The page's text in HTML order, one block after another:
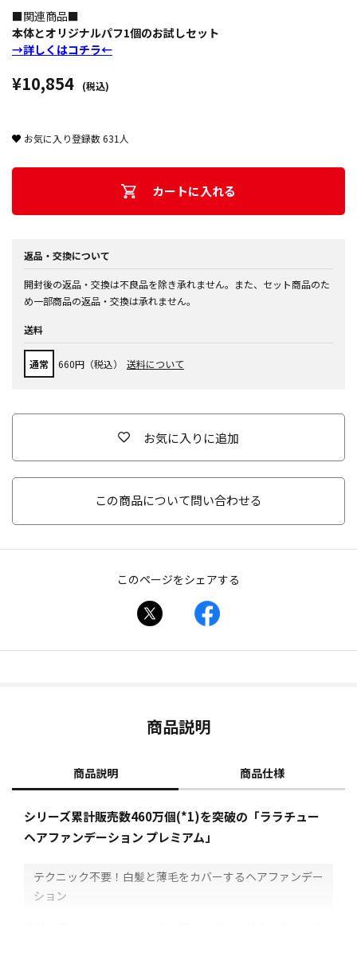
■関連商品■
本体とオリジナルパフ1個のお試しセット
→詳しくはコチラ←
¥10,854 (税込)
お気に入り登録数631 人
カートに入れる
返品・交換について
開封後の返品・交換は不良品を除き承れません。また、セット商品のた
め一部商品の返品・交換は承れません。
送料
通常 660円（税込） 送料について
お気に入りに追加
この商品について問い合わせる
このページをシェアする
商品説明
商品説明 商品仕様
シリーズ累計販売数460万個(*1)を突破の「ララチュー
ヘアファンデーション プレミアム」
テクニック不要！白髪と薄毛をカバーするヘアファンデー
ション